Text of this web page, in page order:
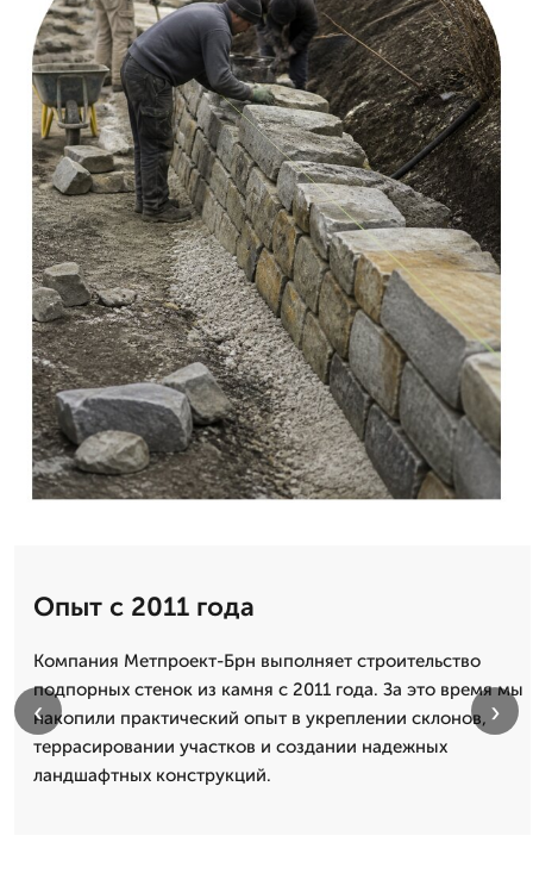
Опыт с 2011 года
Компания Метпроект-Брн выполняет строительство
подпорных стенок из камня с 2011 года. За это время мы
накопили практический опыт в укреплении склонов,
террасировании участков и создании надежных
ландшафтных конструкций.
‹ ›